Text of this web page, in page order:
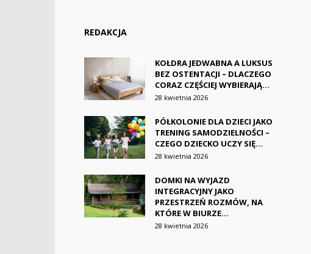
REDAKCJA
KOŁDRA JEDWABNA A LUKSUS
BEZ OSTENTACJI – DLACZEGO
CORAZ CZĘŚCIEJ WYBIERAJĄ...
28 kwietnia 2026
PÓŁKOLONIE DLA DZIECI JAKO
TRENING SAMODZIELNOŚCI –
CZEGO DZIECKO UCZY SIĘ...
28 kwietnia 2026
DOMKI NA WYJAZD
INTEGRACYJNY JAKO
PRZESTRZEŃ ROZMÓW, NA
KTÓRE W BIURZE...
28 kwietnia 2026